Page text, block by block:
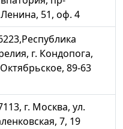
Ленина, 51, оф. 4
г. Кондопога,
89-63
г. Москва, ул.
7, 19